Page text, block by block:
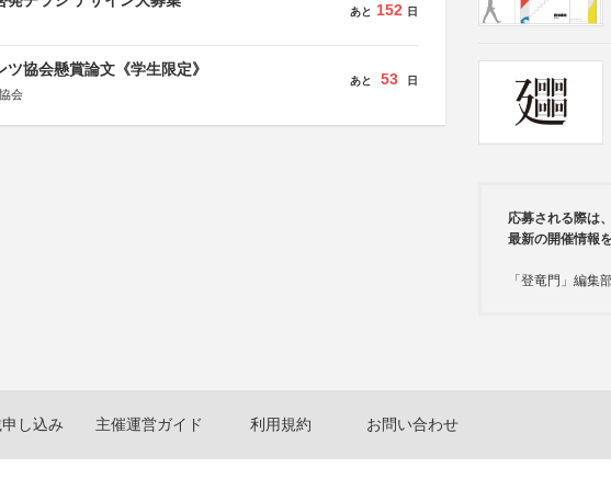
あと 152 日
協会懸賞論文《学生限定》
会
あと 53 日
応募される際は
最新の開催情報
「登竜門」編集
し込み 主催運営ガイド 利用規約 お問い合わせ